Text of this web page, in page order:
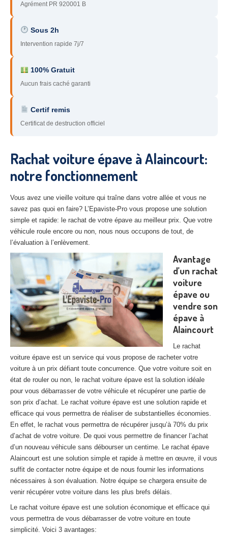
94 – Val-de-Marne
91 – Essonne
45 – Loiret
28– Eure-et-Loir
27– Eure
10– Aube
02 – Aisne
Tousles secteurs
CENTREVHU AGRÉE
Centreagréé VHU Paris 75 : casse auto avec destruction
Centreagréé VHU 77 : casse auto avec destruction
Centreagréé VHU 78 : casse auto avec destruction
Centreagréé VHU 91 : casse auto avec destruction
Centre agréé VHU 92 : casse auto avec destruction
Centreagréé VHU 93 : casse auto avec destruction
Centreagréé VHU 94 : casse auto avec destruction
Centre agréé VHU 95 : casse auto avec destruction
DOCUMENTS À JOINDRE
RACHATVÉHICULES
CONTACT
Agrément PR 920001 B
Sous 2h
Intervention rapide 7j/7
100% Gratuit
Aucun frais caché garanti
Certif remis
Certificat de destruction officiel
Rachat voiture épave à Alaincourt:
notre fonctionnement
Vous avez une vieille voiture qui traîne dans votre allée et vous ne
savez pas quoi en faire? L’Epaviste-Pro vous propose une solution
simple et rapide: le rachat de votre épave au meilleur prix. Que votre
véhicule roule encore ou non, nous nous occupons de tout, de
l’évaluation à l’enlèvement.
Avantage
d’un rachat
voiture
épave ou
vendre son
épave à
Alaincourt
Le rachat
voiture épave est un service qui vous propose de racheter votre
voiture à un prix défiant toute concurrence. Que votre voiture soit en
état de rouler ou non, le rachat voiture épave est la solution idéale
pour vous débarrasser de votre véhicule et récupérer une partie de
son prix d’achat. Le rachat voiture épave est une solution rapide et
efficace qui vous permettra de réaliser de substantielles économies.
En effet, le rachat vous permettra de récupérer jusqu’à 70% du prix
d’achat de votre voiture. De quoi vous permettre de financer l’achat
d’un nouveau véhicule sans débourser un centime. Le rachat épave
Alaincourt est une solution simple et rapide à mettre en œuvre, il vous
suffit de contacter notre équipe et de nous fournir les informations
nécessaires à son évaluation. Notre équipe se chargera ensuite de
venir récupérer votre voiture dans les plus brefs délais.
Le rachat voiture épave est une solution économique et efficace qui
vous permettra de vous débarrasser de votre voiture en toute
simplicité. Voici 3 avantages: